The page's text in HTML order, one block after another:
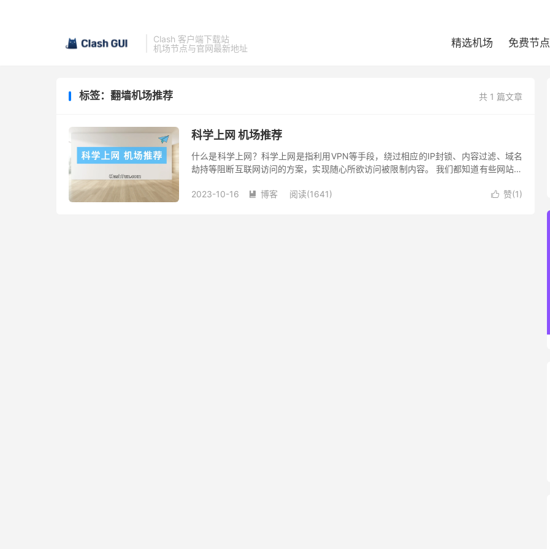
Clash 客户端下载站
机场节点与官网最新地址
精选机场 免费节点
共 1 篇文章
标签：翻墙机场推荐
科学上网 机场推荐
什么是科学上网？科学上网是指利用VPN等手段，绕过相应的IP封锁、内容过滤、域名
劫持等阻断互联网访问的方案，实现随心所欲访问被限制内容。 我们都知道有些网站只
网的方...
 赞(1)
2023-10-16  博客 阅读(1641)